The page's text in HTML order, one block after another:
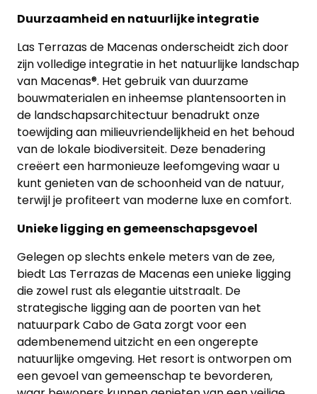
Duurzaamheid en natuurlijke integratie
Las Terrazas de Macenas onderscheidt zich door
zijn volledige integratie in het natuurlijke landschap
van Macenas®. Het gebruik van duurzame
bouwmaterialen en inheemse plantensoorten in
de landschapsarchitectuur benadrukt onze
toewijding aan milieuvriendelijkheid en het behoud
van de lokale biodiversiteit. Deze benadering
creëert een harmonieuze leefomgeving waar u
kunt genieten van de schoonheid van de natuur,
terwijl je profiteert van moderne luxe en comfort.
Unieke ligging en gemeenschapsgevoel
Gelegen op slechts enkele meters van de zee,
biedt Las Terrazas de Macenas een unieke ligging
die zowel rust als elegantie uitstraalt. De
strategische ligging aan de poorten van het
natuurpark Cabo de Gata zorgt voor een
adembenemend uitzicht en een ongerepte
natuurlijke omgeving. Het resort is ontworpen om
een gevoel van gemeenschap te bevorderen,